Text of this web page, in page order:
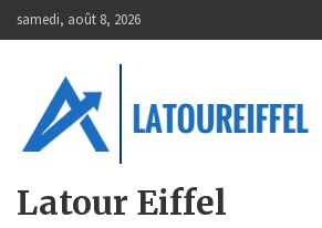
to
samedi, août 8, 2026
Latour Eiffel